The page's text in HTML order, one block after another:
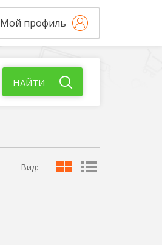
Мой профиль
НАЙТИ
Вид: